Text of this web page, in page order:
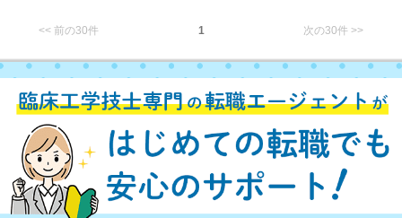
<< 前の30件 1 次の30件 >>